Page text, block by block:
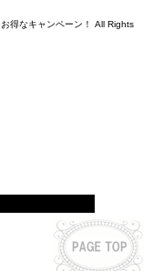
得なキャンペーン！ All Rights